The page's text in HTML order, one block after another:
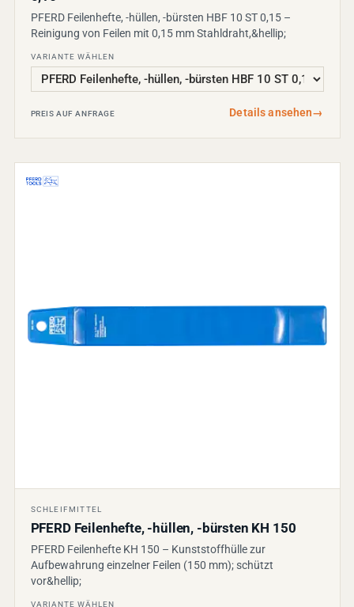
PFERD Feilenhefte, -hüllen, -bürsten HBF 10 ST 0,15 –
Reinigung von Feilen mit 0,15 mm Stahldraht,&hellip;
VARIANTE WÄHLEN
PREIS AUF ANFRAGE Details ansehen→
SCHLEIFMITTEL
PFERD Feilenhefte, -hüllen, -bürsten KH 150
PFERD Feilenhefte KH 150 – Kunststoffhülle zur
Aufbewahrung einzelner Feilen (150 mm); schützt
vor&hellip;
VARIANTE WÄHLEN